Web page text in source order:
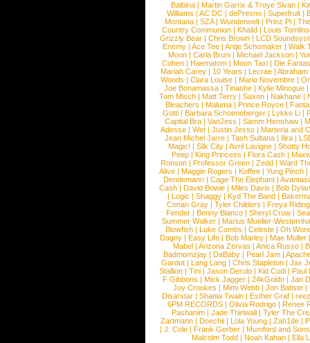
Balbina | Martin Garrix & Troye Sivan |
Williams |AC DC |dePresno |Superfruit |
Montana |SZA|Wunderwelt |Prinz Pi |
Country Communion | Khalid | Louis
Grizzly Bear | Chris Brown | LCD
Enemy | Ace Tee | Antje Schomaker | Walk
Moon |Carla Bruni |Michael Jackson |
Cohen |Haematom |Moon Taxi |Die
Mariah Carey | 10 Years | Lecrae | Abraham
Woods |Clara Louise |Mario Novembre |
Joe Bonamassa | Tinashe | Kylie Minogue |
Tom Misch |Matt Terry |Saxon |Nakhane |
Bleachers | Maluma | Prince Royce |
Gotti |Barbara Schoeneberger |Lykke Li |
Capital Bra |VanJess |Samm Henshaw |
Adesse |Wet |Justin Jesso |Marteria and
Jean Michel Jarre |Tash Sultana | Ilira |
Magic! | Silk City | Avril Lavigne | Shotty
Peep |King Princess |Flora Cash |
Ronson |Professor Green |Zedd |Ward
Alive |Maggie Rogers |Koffee |Yung Pinch |
Dendemann |Cage The Elephant |
Cash | David Bowie | Miles Davis | Bob Dylan
|Logic |Shaggy |Kyd The Band |
Conan Gray |Tyler Childers |Freya
Fender |Benny Blanco |Sheryl Crow |
Summer Walker |Marius Mueller-
Blowfish | Luke Combs | Celeste | Oh
Dagny |Easy Life |Bob Marley |Mae Muller
Mabel |Arizona Zervas |Anica Russo |
Badmomzjay |DaBaby |Pearl Jam |
Gardot | Lang Lang | Chris Stapleton | Jax
Stallion |Tini |Jason Derulo |Kid Cudi |Paul
F Gibbons | Mick Jagger | 24kGoldn | Jan
Joy Crookes | Mimi Webb | Jon Batiste |
Disarstar | Shania Twain | Esther Graf |
6PM RECORDS | Olivia Rodrigo | Renee
Pashanim |Jade Thirlwall |Tyler The
Zartmann | Doechii | Lola Young | Zah1de |
| J. Cole | Frank Gerber | Mumford and Sons
Malcolm Todd | Noah Kahan | Ella